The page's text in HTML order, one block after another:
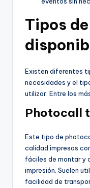
Tipos
Existen diferentes
necesidades y el
utilizar. Entre los
Photocall
Este tipo de
calidad impresas
fáciles de montar y
impresión. Suelen
facilidad de